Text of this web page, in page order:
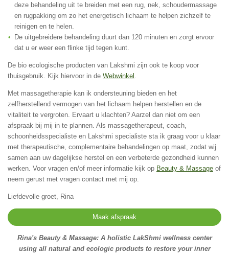
deze behandeling uit te breiden met een rug, nek, schoudermassage
en rugpakking om zo het energetisch lichaam te helpen zichzelf te
reinigen en te helen.
De uitgebreidere behandeling duurt dan 120 minuten en zorgt ervoor
dat u er weer een flinke tijd tegen kunt.
De bio ecologische producten van Lakshmi zijn ook te koop voor
thuisgebruik. Kijk hiervoor in de Webwinkel
Met massagetherapie kan ik ondersteuning bieden en het
zelfherstellend vermogen van het lichaam helpen herstellen en de
vitaliteit te vergroten. Ervaart u klachten? Aarzel dan niet om een
afspraak bij mij in te plannen. Als massagetherapeut, coach,
schoonheidsspecialiste en Lakshmi specialiste sta ik graag voor u klaar
met therapeutische, complementaire behandelingen op maat, zodat wij
samen aan uw dagelijkse herstel en een verbeterde gezondheid kunnen
werken. Voor vragen en/of meer informatie kijk op Beauty & Massage of
neem gerust met vragen contact met mij op.
Liefdevolle groet, Rina
Maak afspraak
Rina's Beauty & Massage: A holistic LakShmi wellness center
using all natural and ecologic products to restore your inner